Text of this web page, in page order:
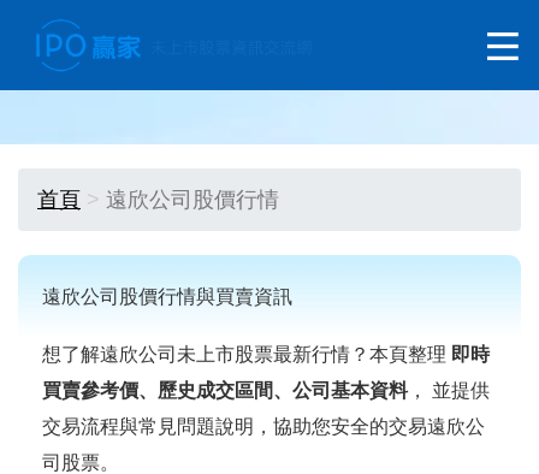
首頁 遠欣公司股價行情
遠欣公司股價行情與買賣資訊
想了解遠欣公司未上市股票最新行情？本頁整理 即時
買賣參考價、歷史成交區間、公司基本資料， 並提供
交易流程與常見問題說明，協助您安全的交易遠欣公
司股票。